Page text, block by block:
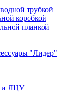
трубкой
коробкой
планкой
"Лидер"
и ЛЦУ